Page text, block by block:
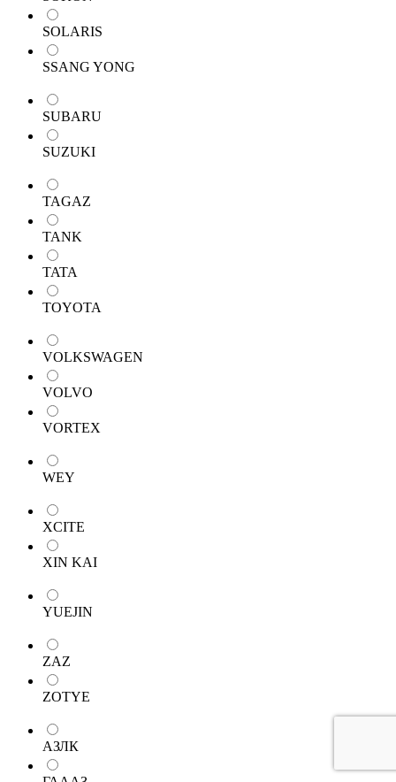
SOLARIS
SSANG YONG
SUBARU
SUZUKI
TAGAZ
TANK
TATA
TOYOTA
VOLKSWAGEN
VOLVO
VORTEX
WEY
XCITE
XIN KAI
YUEJIN
ZAZ
ZOTYE
АЗЛК